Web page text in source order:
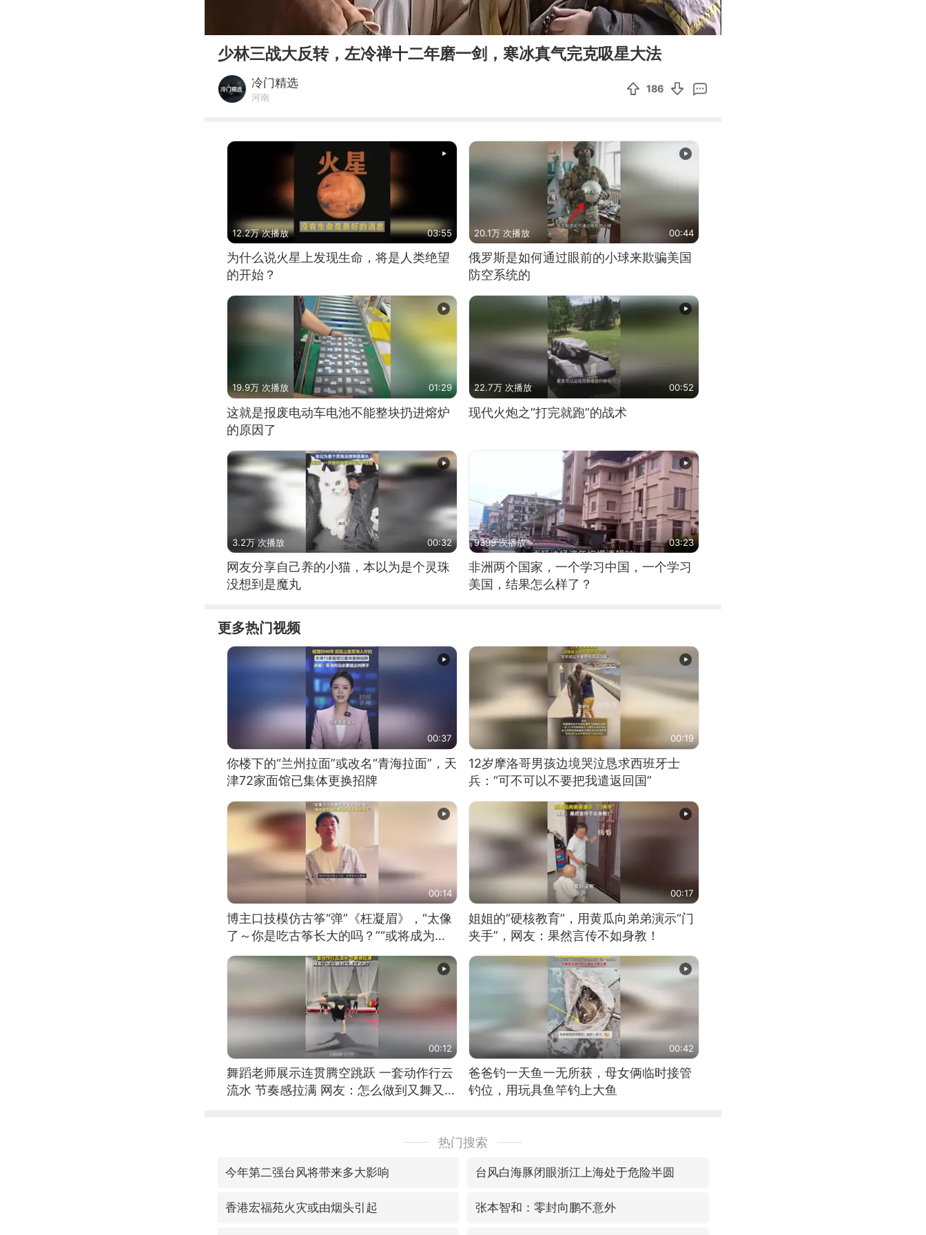
05:34
少林三战大反转，左冷禅十二年磨一剑，寒冰真气完克吸星大法
冷门精选
河南
186
12.2万 次播放 03:55
为什么说火星上发现生命，将是人类绝望
的开始？
20.1万 次播放 00:44
俄罗斯是如何通过眼前的小球来欺骗美国
防空系统的
19.9万 次播放 01:29
这就是报废电动车电池不能整块扔进熔炉
的原因了
22.7万 次播放 00:52
现代火炮之“打完就跑”的战术
3.2万 次播放 00:32
网友分享自己养的小猫，本以为是个灵珠
没想到是魔丸
9399 次播放 03:23
非洲两个国家，一个学习中国，一个学习
美国，结果怎么样了？
更多热门视频
00:37
你楼下的“兰州拉面”或改名“青海拉面”，天
津72家面馆已集体更换招牌
00:19
12岁摩洛哥男孩边境哭泣恳求西班牙士
兵：“可不可以不要把我遣返回国”
00:14
博主口技模仿古筝“弹”《枉凝眉》，“太像
了～你是吃古筝长大的吗？”“或将成为首
位考级不带古筝的选手。”（来源：新华每
00:17
姐姐的“硬核教育”，用黄瓜向弟弟演示“门
夹手”，网友：果然言传不如身教！
00:12
舞蹈老师展示连贯腾空跳跃 一套动作行云
流水 节奏感拉满 网友：怎么做到又舞又武
00:42
爸爸钓一天鱼一无所获，母女俩临时接管
钓位，用玩具鱼竿钓上大鱼
热门搜索
今年第二强台风将带来多大影响 台风白海豚闭眼浙江上海处于危险半圆
香港宏福苑火灾或由烟头引起 张本智和：零封向鹏不意外